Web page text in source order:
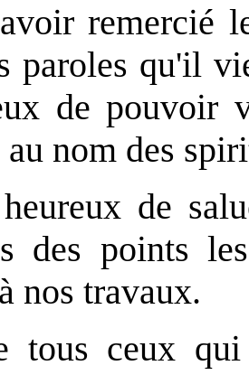
remercié
paroles qu'il
de pouvoir
nom des
de
des points
nos travaux.
tous ceux